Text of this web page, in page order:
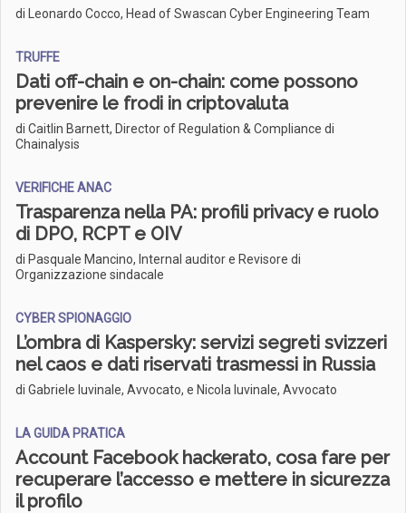
di Leonardo Cocco, Head of Swascan Cyber Engineering Team
TRUFFE
Dati off-chain e on-chain: come possono
prevenire le frodi in criptovaluta
di Caitlin Barnett, Director of Regulation & Compliance di
Chainalysis
VERIFICHE ANAC
Trasparenza nella PA: profili privacy e ruolo
di DPO, RCPT e OIV
di Pasquale Mancino, Internal auditor e Revisore di
Organizzazione sindacale
CYBER SPIONAGGIO
L’ombra di Kaspersky: servizi segreti svizzeri
nel caos e dati riservati trasmessi in Russia
di Gabriele Iuvinale, Avvocato, e Nicola Iuvinale, Avvocato
LA GUIDA PRATICA
Account Facebook hackerato, cosa fare per
recuperare l’accesso e mettere in sicurezza
il profilo